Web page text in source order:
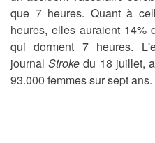
que 7 heures. Quant à
heures, elles auraient 14%
qui dorment 7 heures.
journalStroke du 18 juillet,
93.000 femmes sur sept ans.